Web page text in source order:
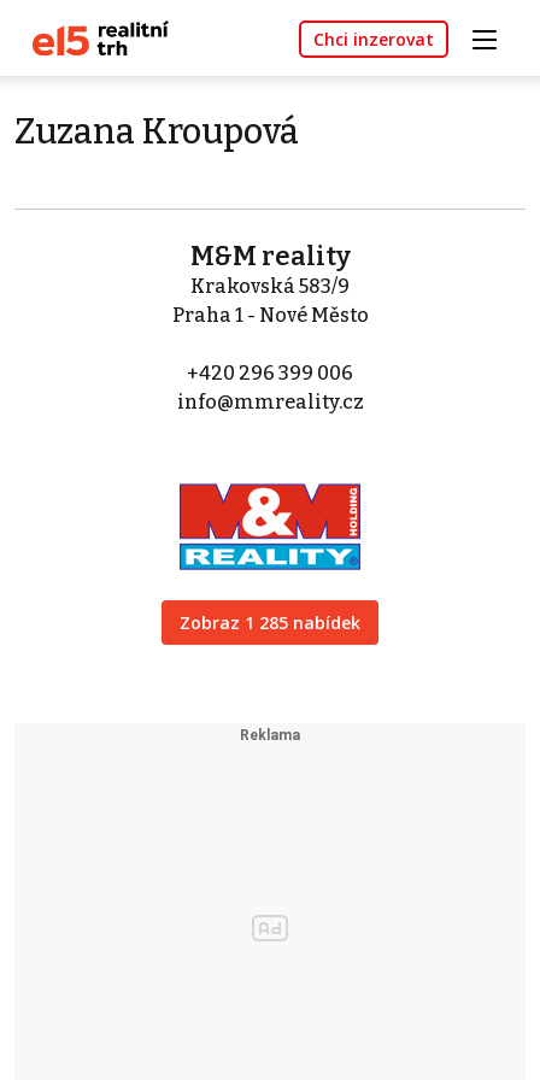
Chci inzerovat
Zuzana Kroupová
M&M reality
Krakovská 583/9
Praha 1 - Nové Město
+420 296 399 006
info@mmreality.cz
Zobraz 1 285 nabídek